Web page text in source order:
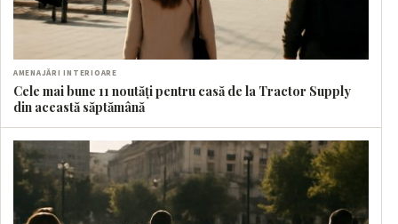
AMENAJĂRI INTERIOARE
Cele mai bune 11 noutăți pentru casă de la Tractor Supply
din această săptămână